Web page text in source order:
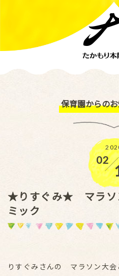
保育園からの
02
★りすぐみ★ マラソ
ミック
りすぐみさんの マラソン大会